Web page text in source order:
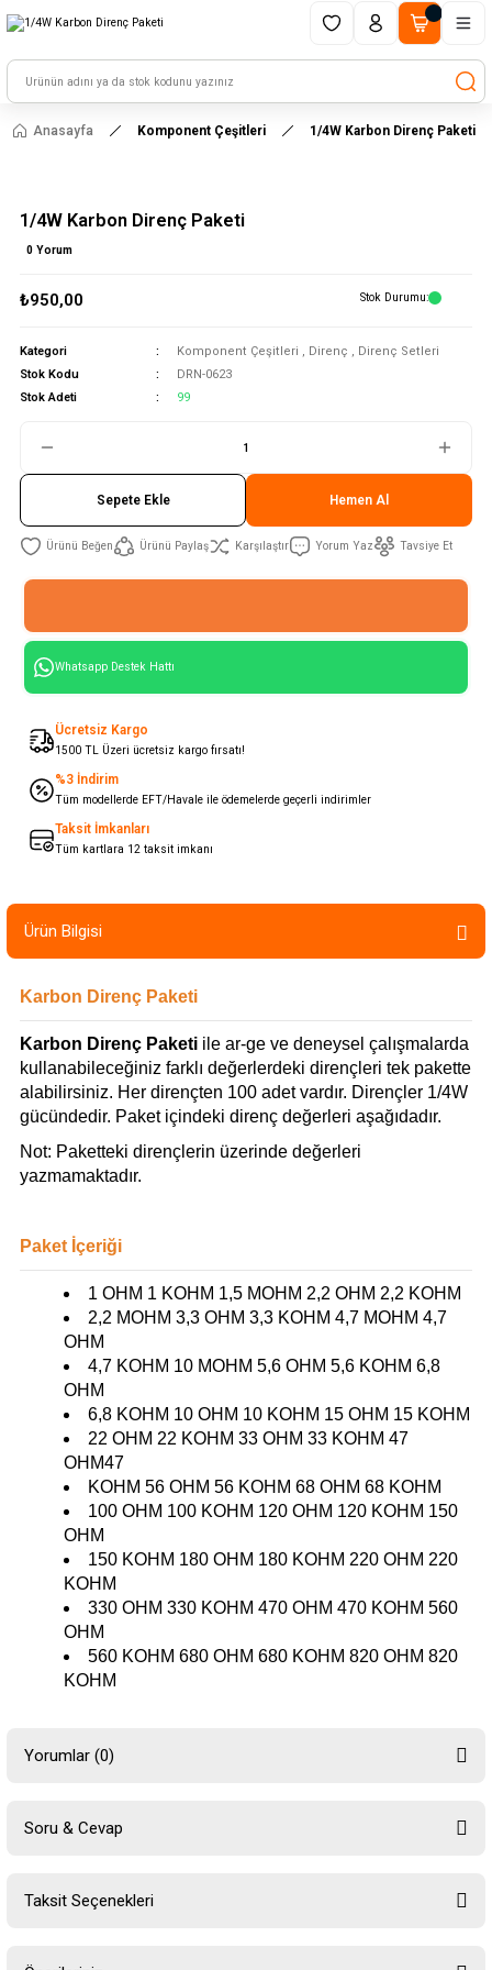
HAYAL ET - TASARLA - ÇALIŞTIR
Anasayfa Komponent Çeşitleri 1/4W Karbon Direnç Paketi
1/4W Karbon Direnç Paketi
0 Yorum
₺950,00 Stok Durumu
Kategori Komponent Çeşitleri , Direnç , Direnç Setleri
Stok Kodu
DRN-0623
Stok Adeti
99
Sepete Ekle Hemen Al
Ürünü Paylaş Karşılaştır Yorum Yaz Tavsiye Et
Whatsapp Destek Hattı
Ücretsiz Kargo
1500 TL Üzeri ücretsiz kargo fırsatı!
%3 İndirim
Tüm modellerde EFT/Havale ile ödemelerde geçerli indirimler
Taksit İmkanları
Tüm kartlara 12 taksit imkanı
Ürün Bilgisi
Karbon Direnç Paketi
Karbon Direnç Paketi ile ar-ge ve deneysel çalışmalarda
kullanabileceğiniz farklı değerlerdeki dirençleri tek pakette
alabilirsiniz. Her dirençten 100 adet vardır. Dirençler 1/4W
gücündedir. Paket içindeki direnç değerleri aşağıdadır.
Not: Paketteki dirençlerin üzerinde değerleri
yazmamaktadır.
Paket İçeriği
1 OHM 1 KOHM 1,5 MOHM 2,2 OHM 2,2 KOHM
2,2 MOHM 3,3 OHM 3,3 KOHM 4,7 MOHM 4,7
OHM
4,7 KOHM 10 MOHM 5,6 OHM 5,6 KOHM 6,8
OHM
6,8 KOHM 10 OHM 10 KOHM 15 OHM 15 KOHM
22 OHM 22 KOHM 33 OHM 33 KOHM 47
OHM47
KOHM 56 OHM 56 KOHM 68 OHM 68 KOHM
100 OHM 100 KOHM 120 OHM 120 KOHM 150
OHM
150 KOHM 180 OHM 180 KOHM 220 OHM 220
KOHM
330 OHM 330 KOHM 470 OHM 470 KOHM 560
OHM
560 KOHM 680 OHM 680 KOHM 820 OHM 820
KOHM
Yorumlar (0)
Soru & Cevap
Taksit Seçenekleri